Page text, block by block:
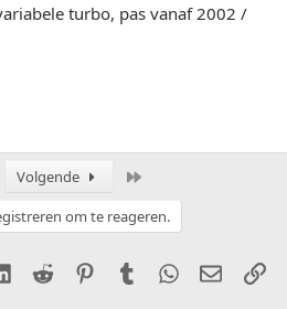
turbo, pas vanaf 2002 /
Volgende
om te reageren.
LinkedIn
Reddit PinterestTumblr WhatsApp
E-mail